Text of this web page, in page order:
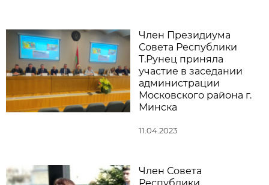
Член Президиума
Совета Республики
Т.Рунец приняла
участие в заседании
администрации
Московского района г.
Минска
11.04.2023
Член Совета
Республики